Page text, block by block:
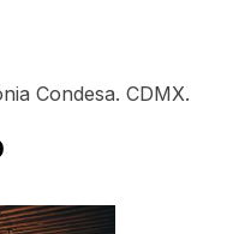
Condesa. CDMX.